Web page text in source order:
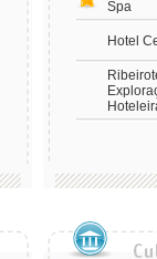
Spa
Hotel